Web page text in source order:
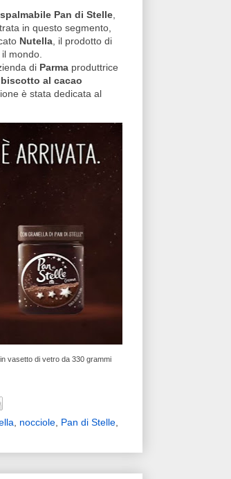
Pan di Stelle,
in questo segmento,
Nutella, il prodotto di
mondo.
di Parma produttrice
biscotto al cacao
è stata dedicata al
in vasetto di vetro da 330 grammi
, nocciole, Pan di Stelle,